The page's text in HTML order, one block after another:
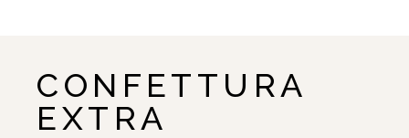
CONFETTURA
EXTRA